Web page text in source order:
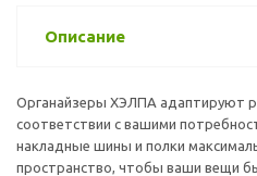
Описание
Органайзеры ХЭЛПА адаптируют
соответствии с вашими
накладные шины и полки
пространство, чтобы ваши вещи